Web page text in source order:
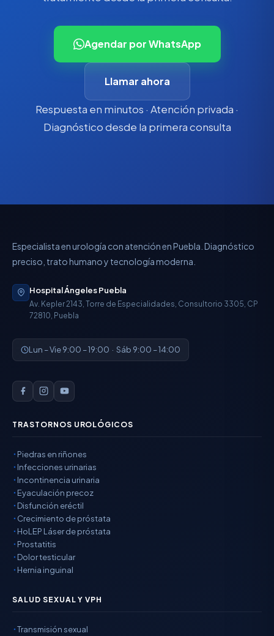
Agendar por WhatsApp
Llamar ahora
Respuesta en minutos · Atención privada ·
Diagnóstico desde la primera consulta
Especialista en urología con atención en Puebla. Diagnóstico
preciso, trato humano y tecnología moderna.
Hospital Ángeles Puebla
Av. Kepler 2143, Torre de Especialidades, Consultorio 3305, CP
72810, Puebla
Lun – Vie 9:00 – 19:00 · Sáb 9:00 – 14:00
TRASTORNOS UROLÓGICOS
Piedras en riñones
Infecciones urinarias
Incontinencia urinaria
Eyaculación precoz
Disfunción eréctil
Crecimiento de próstata
HoLEP Láser de próstata
Prostatitis
Dolor testicular
Hernia inguinal
SALUD SEXUAL Y VPH
Transmisión sexual